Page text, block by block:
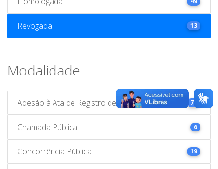
Revogada 13
Modalidade
Adesão à Ata de Registro de Preços 78
Chamada Pública 6
Concorrência Pública 19